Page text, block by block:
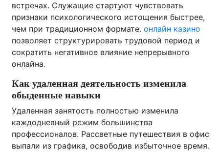
встречах. Служащие стартуют чувствовать
признаки психологического истощения быстрее,
чем при традиционном формате. онлайн казино
позволяет структурировать трудовой период и
сократить негативное влияние непрерывного
онлайна.
Как удаленная деятельность изменила
обыденные навыки
Удаленная занятость полностью изменила
каждодневный режим большинства
профессионалов. Рассветные путешествия в офис
выпали из графика, освободив избыточное время.